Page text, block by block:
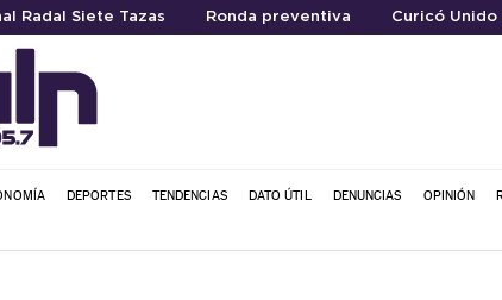
Radal Siete Tazas Ronda preventiva Curicó Unido
DEPORTES TENDENCIAS DATO ÚTIL DENUNCIAS OPINIÓN